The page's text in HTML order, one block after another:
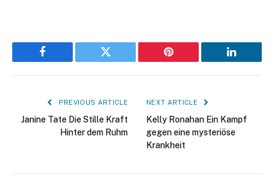
Facebook Twitter Pinterest LinkedIn
PREVIOUS ARTICLE
Janine Tate Die Stille Kraft
Hinter dem Ruhm
NEXT ARTICLE
Kelly Ronahan Ein Kampf
gegen eine mysteriöse
Krankheit